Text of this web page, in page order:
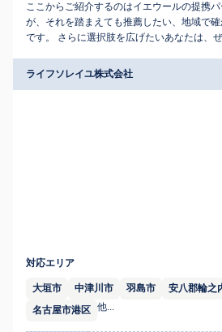
ここからご紹介するのはイエウールの提携
が、それを踏まえても推薦したい、地域で
です。 さらに選択肢を広げたいあなたは、
ライフソレイユ株式会社
対応エリア
大垣市 中津川市 羽島市 安八郡輪之
名古屋市港区 他...